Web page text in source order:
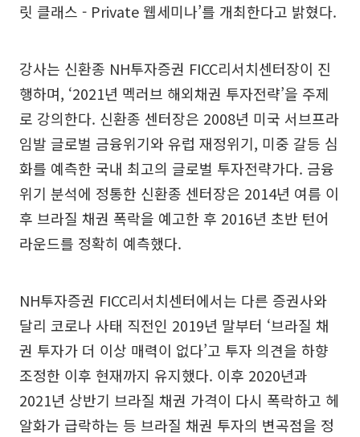
릿 클래스 - Private 웹세미나’를 개최한다고 밝혔다.
강사는 신환종 NH투자증권 FICC리서치센터장이 진
행하며, ‘2021년 멕러브 해외채권 투자전략’을 주제
로 강의한다. 신환종 센터장은 2008년 미국 서브프라
임발 글로벌 금융위기와 유럽 재정위기, 미중 갈등 심
화를 예측한 국내 최고의 글로벌 투자전략가다. 금융
위기 분석에 정통한 신환종 센터장은 2014년 여름 이
후 브라질 채권 폭락을 예고한 후 2016년 초반 턴어
라운드를 정확히 예측했다.
NH투자증권 FICC리서치센터에서는 다른 증권사와
달리 코로나 사태 직전인 2019년 말부터 ‘브라질 채
권 투자가 더 이상 매력이 없다’고 투자 의견을 하향
조정한 이후 현재까지 유지했다. 이후 2020년과
2021년 상반기 브라질 채권 가격이 다시 폭락하고 헤
알화가 급락하는 등 브라질 채권 투자의 변곡점을 정